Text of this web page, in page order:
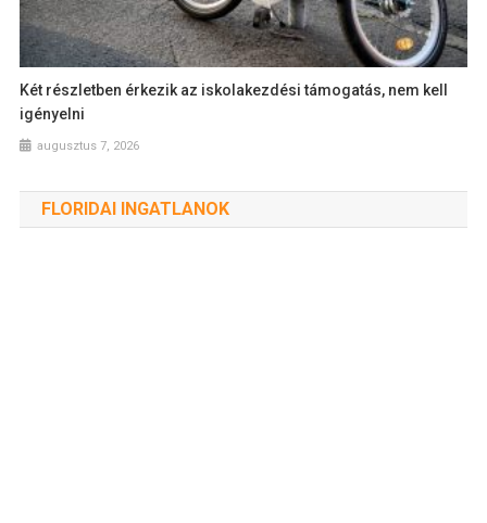
Két részletben érkezik az iskolakezdési támogatás, nem kell
igényelni
augusztus 7, 2026
FLORIDAI INGATLANOK